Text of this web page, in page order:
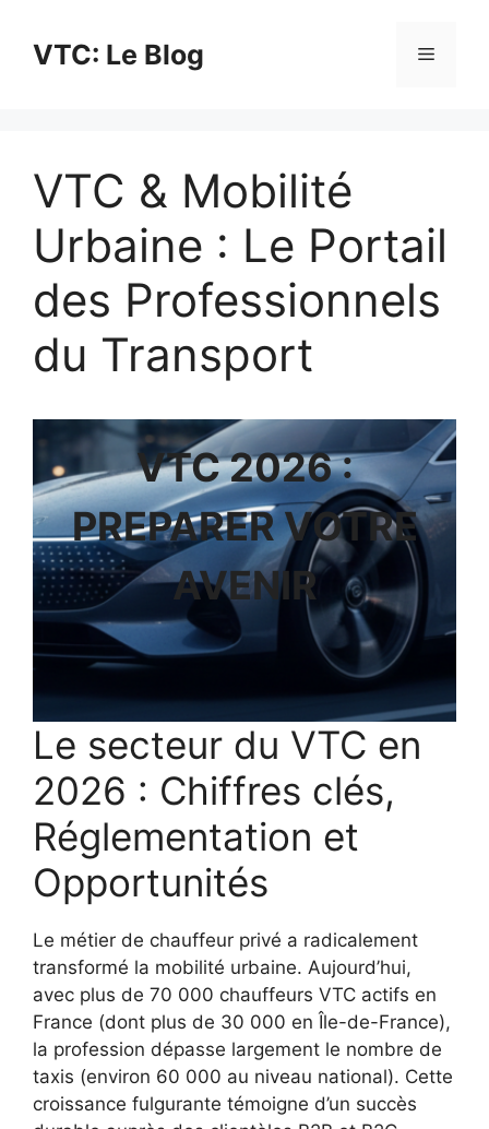
contenuVTC: Le Blog Menu
VTC & Mobilité
Urbaine : Le Portail
des Professionnels
du Transport
VTC 2026 :
PREPARER VOTRE
AVENIR
Le secteur du VTC en
2026 : Chiffres clés,
Réglementation et
Opportunités
Le métier de chauffeur privé a radicalement
transformé la mobilité urbaine. Aujourd’hui,
avec plus de 70 000 chauffeurs VTC actifs en
France (dont plus de 30 000 en Île-de-France),
la profession dépasse largement le nombre de
taxis (environ 60 000 au niveau national). Cette
croissance fulgurante témoigne d’un succès